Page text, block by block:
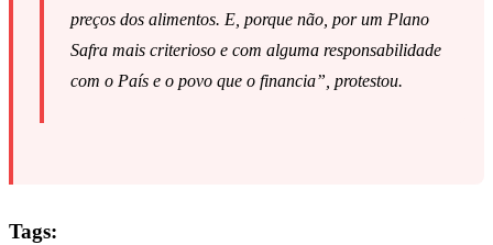
preços dos alimentos. E, porque não, por um Plano
Safra mais criterioso e com alguma responsabilidade
com o País e o povo que o financia”, protestou.
Tags: